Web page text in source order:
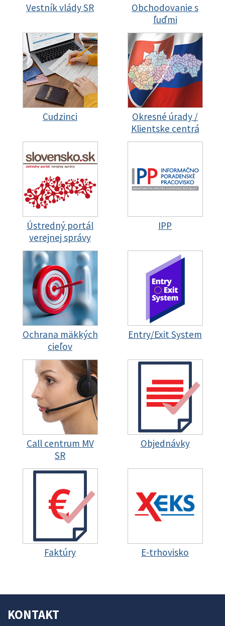
Vestník vlády SR
Obchodovanie s
ľuďmi
Cudzinci
Okresné úrady /
Klientske centrá
Ústredný portál
verejnej správy
IPP
Ochrana mäkkých
cieľov
Entry/Exit System
Call centrum MV
SR
Objednávky
Faktúry E-trhovisko
KONTAKT